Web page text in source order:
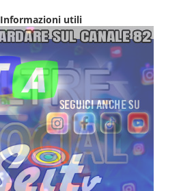
Informazioni utili